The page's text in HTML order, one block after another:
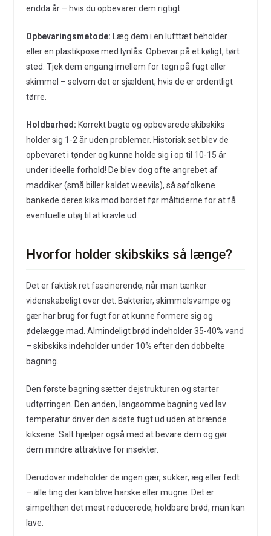
endda år – hvis du opbevarer dem rigtigt.
Opbevaringsmetode: Læg dem i en lufttæt beholder
eller en plastikpose med lynlås. Opbevar på et køligt, tørt
sted. Tjek dem engang imellem for tegn på fugt eller
skimmel – selvom det er sjældent, hvis de er ordentligt
tørre.
Holdbarhed: Korrekt bagte og opbevarede skibskiks
holder sig 1-2 år uden problemer. Historisk set blev de
opbevaret i tønder og kunne holde sig i op til 10-15 år
under ideelle forhold! De blev dog ofte angrebet af
maddiker (små biller kaldet weevils), så søfolkene
bankede deres kiks mod bordet før måltiderne for at få
eventuelle utøj til at kravle ud.
Hvorfor holder skibskiks så længe?
Det er faktisk ret fascinerende, når man tænker
videnskabeligt over det. Bakterier, skimmelsvampe og
gær har brug for fugt for at kunne formere sig og
ødelægge mad. Almindeligt brød indeholder 35-40% vand
– skibskiks indeholder under 10% efter den dobbelte
bagning.
Den første bagning sætter dejstrukturen og starter
udtørringen. Den anden, langsomme bagning ved lav
temperatur driver den sidste fugt ud uden at brænde
kiksene. Salt hjælper også med at bevare dem og gør
dem mindre attraktive for insekter.
Derudover indeholder de ingen gær, sukker, æg eller fedt
– alle ting der kan blive harske eller mugne. Det er
simpelthen det mest reducerede, holdbare brød, man kan
lave.